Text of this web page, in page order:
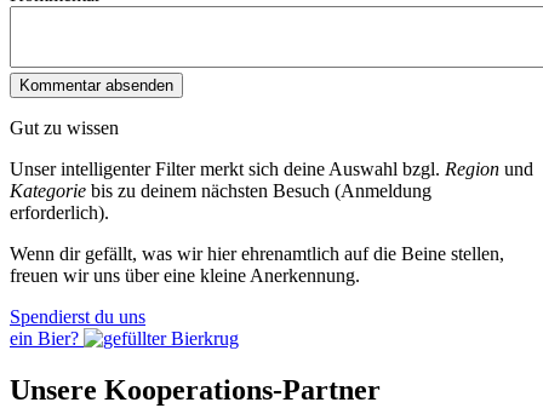
Gut zu wissen
Unser intelligenter Filter merkt sich deine Auswahl bzgl. Region und
Kategorie bis zu deinem nächsten Besuch (Anmeldung
erforderlich).
Wenn dir gefällt, was wir hier ehrenamtlich auf die Beine stellen,
freuen wir uns über eine kleine Anerkennung.
Spendierst du uns
ein Bier?
Unsere Kooperations-Partner